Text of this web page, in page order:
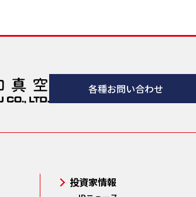
各種お問い合わせ
投資家情報